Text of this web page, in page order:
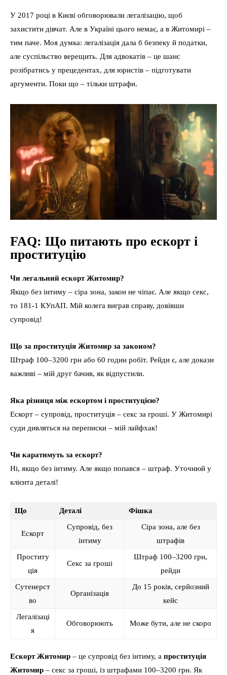
У 2017 році в Києві обговорювали легалізацію, щоб
захистити дівчат. Але в Україні цього немає, а в Житомирі –
тим паче. Моя думка: легалізація дала б безпеку й податки,
але суспільство верещить. Для адвокатів – це шанс
розібратись у прецедентах, для юристів – підготувати
аргументи. Поки що – тільки штрафи.
FAQ: Що питають про ескорт і
проституцію
Чи легальний ескорт Житомир?
Якщо без інтиму – сіра зона, закон не чіпає. Але якщо секс,
то 181-1 КУпАП. Мій колега виграв справу, довівши
супровід!
Що за проституція Житомир за законом?
Штраф 100–3200 грн або 60 годин робіт. Рейди є, але докази
важливі – мій друг бачив, як відпустили.
Яка різниця між ескортом і проституцією?
Ескорт – супровід, проституція – секс за гроші. У Житомирі
суди дивляться на переписки – мій лайфхак!
Чи каратимуть за ескорт?
Ні, якщо без інтиму. Але якщо попався – штраф. Уточнюй у
клієнта деталі!
Що Деталі Фішка
Ескорт
Супровід, без
інтиму
Сіра зона, але без
штрафів
Проститу
ція
Секс за гроші
Штраф 100–3200 грн,
рейди
Сутенерст
во
Організація
До 15 років, серйозний
кейс
Легалізаці
я
Обговорюють Може бути, але не скоро
Ескорт Житомир – це супровід без інтиму, а проституція
Житомир – секс за гроші, із штрафами 100–3200 грн. Як